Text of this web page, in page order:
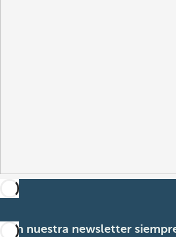
Con nuestra newsletter